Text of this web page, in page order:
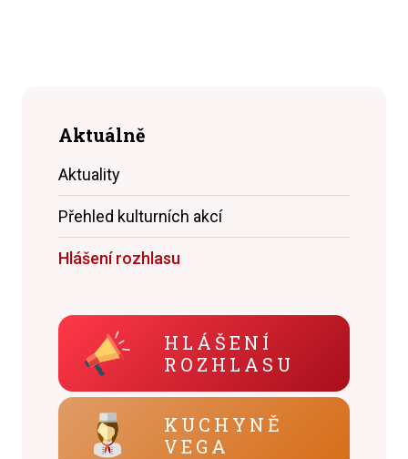
Aktuálně
Aktuality
Přehled kulturních akcí
Hlášení rozhlasu
HLÁŠENÍ
ROZHLASU
KUCHYNĚ
VEGA